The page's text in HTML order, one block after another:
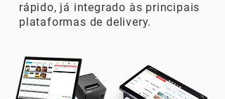
rápido, já integrado às principais
plataformas de delivery.